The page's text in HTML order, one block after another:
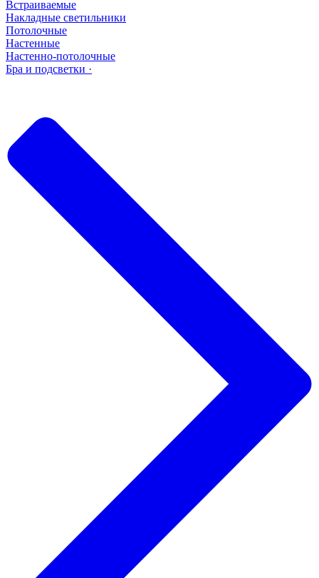
Встраиваемые
Накладные светильники
Потолочные
Настенные
Настенно-потолочные
Бра и подсветки ·